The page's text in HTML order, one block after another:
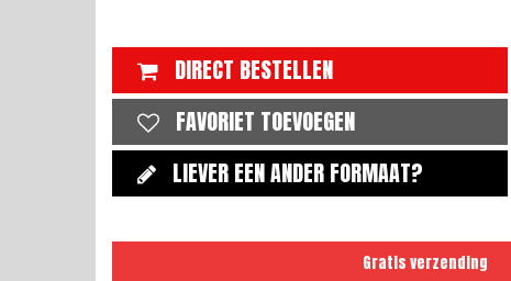
DIRECT BESTELLEN
FAVORIET TOEVOEGEN
LIEVER EEN ANDER FORMAAT?
Gratis verzending